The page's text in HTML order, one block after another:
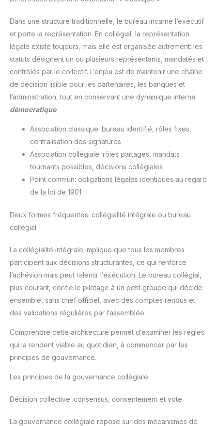
Dans une structure traditionnelle, le bureau incarne l’exécutif
et porte la représentation. En collégial, la représentation
légale existe toujours, mais elle est organisée autrement: les
statuts désignent un ou plusieurs représentants, mandatés et
contrôlés par le collectif. L’enjeu est de maintenir une chaîne
de décision lisible pour les partenaires, les banques et
l’administration, tout en conservant une dynamique interne
démocratique.
Association classique: bureau identifié, rôles fixes,
centralisation des signatures
Association collégiale: rôles partagés, mandats
tournants possibles, décisions collégiales
Point commun: obligations légales identiques au regard
de la loi de 1901
Deux formes fréquentes: collégialité intégrale ou bureau
collégial
La collégialité intégrale implique que tous les membres
participent aux décisions structurantes, ce qui renforce
l’adhésion mais peut ralentir l’exécution. Le bureau collégial,
plus courant, confie le pilotage à un petit groupe qui décide
ensemble, sans chef officiel, avec des comptes rendus et
des validations régulières par l’assemblée.
Comprendre cette architecture permet d’examiner les règles
qui la rendent viable au quotidien, à commencer par les
principes de gouvernance.
Les principes de la gouvernance collégiale
Décision collective: consensus, consentement et vote
La gouvernance collégiale repose sur des mécanismes de